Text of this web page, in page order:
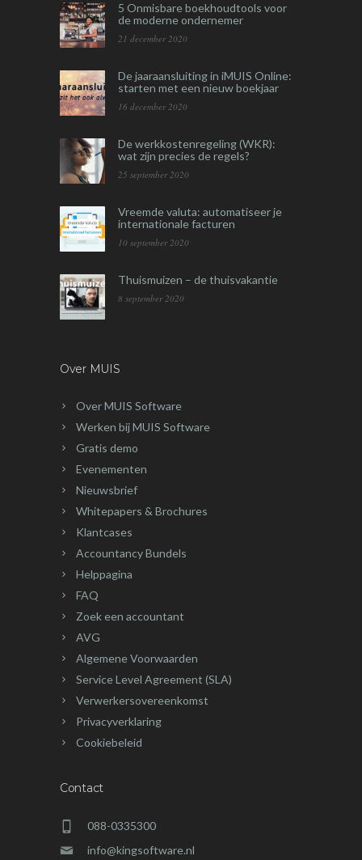
5 Onmisbare boekhoudtools voor
de moderne ondernemer
21 december 2020
De jaaraansluiting in iMUIS Online:
starten met een nieuw boekjaar
16 december 2020
De werkkostenregeling (WKR):
wat zijn precies de regels?
25 september 2020
Vreemde valuta: automatiseer je
internationale facturen
10 september 2020
Thuismuizen – de thuisvakantie
8 september 2020
Over MUIS
Over MUIS Software
Werken bij MUIS Software
Gratis demo
Evenementen
Nieuwsbrief
Whitepapers & Brochures
Klantcases
Accountancy Bundels
Helppagina
FAQ
Zoek een accountant
AVG
Algemene Voorwaarden
Service Level Agreement (SLA)
Verwerkersovereenkomst
Privacyverklaring
Cookiebeleid
Contact
088-0335300
info@kingsoftware.nl